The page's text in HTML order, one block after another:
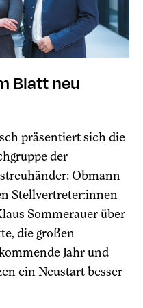
Blatt neu
präsentiert sich die
der
Obmann
Stellvertreter:innen
Sommerauer über
die großen
Jahr und
ein Neustart besser